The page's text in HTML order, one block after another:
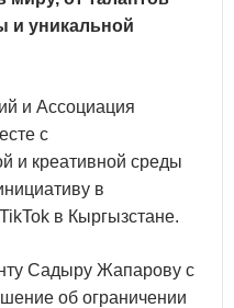
и уникальной
и Ассоциация
с
и креативной среды
в
в Кыргызстане.
Садыру Жапарову с
об ограничении